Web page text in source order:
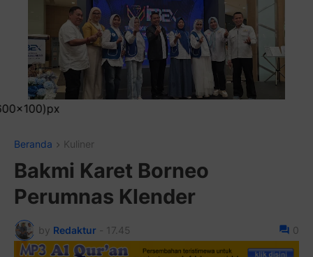
Beranda Kuliner
Bakmi Karet Borneo
Perumnas Klender
by Redaktur - 17.45 0